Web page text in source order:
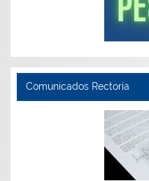
Comunicados Rectoría